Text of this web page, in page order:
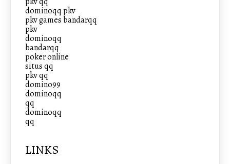
dominoqq pkv
pkv games bandarqq
pkv
dominoqq
bandarqq
poker online
situs qq
pkv qq
domino99
dominoqq
qq
dominoqq
qq
LINKS